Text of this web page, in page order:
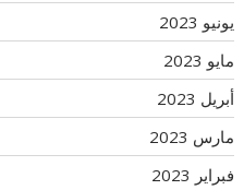
يونيو 2023
مايو 2023
أبريل 2023
مارس 2023
فبراير 2023